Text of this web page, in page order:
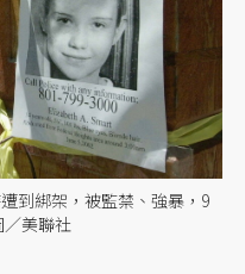
到綁架，被監禁、強暴，9
美聯社